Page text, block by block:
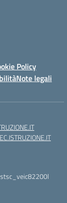
Policy
Note legali